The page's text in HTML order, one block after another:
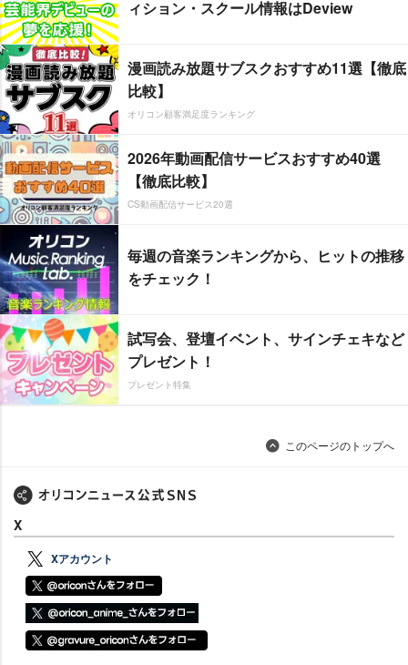
ィション・スクール情報はDeview
漫画読み放題サブスクおすすめ11選【徹底
比較】
オリコン顧客満足度ランキング
2026年動画配信サービスおすすめ40選
【徹底比較】
CS動画配信サービス20選
毎週の音楽ランキングから、ヒットの推移
をチェック！
試写会、登壇イベント、サインチェキなど
プレゼント！
プレゼント特集
このページのトップへ
X
Xアカウント